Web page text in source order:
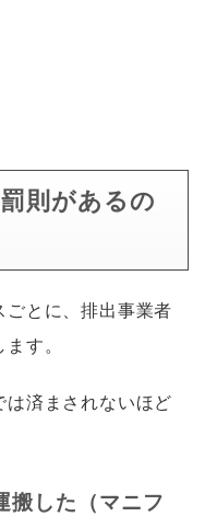
則があるの
ごとに、排出事業者
す。
済まされないほど
した（マニフ